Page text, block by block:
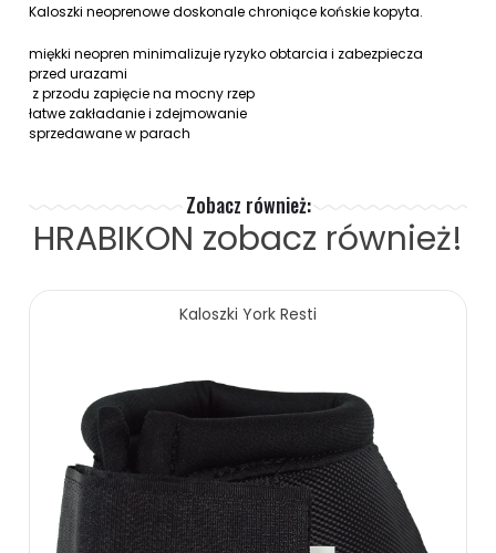
Kaloszki neoprenowe doskonale chroniące końskie kopyta.
miękki neopren minimalizuje ryzyko obtarcia i zabezpiecza
przed urazami
z przodu zapięcie na mocny rzep
łatwe zakładanie i zdejmowanie
sprzedawane w parach
Zobacz również:
HRABIKON zobacz również!
Kaloszki York Resti